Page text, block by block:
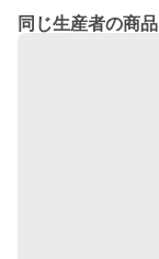
同じ生産者の商品